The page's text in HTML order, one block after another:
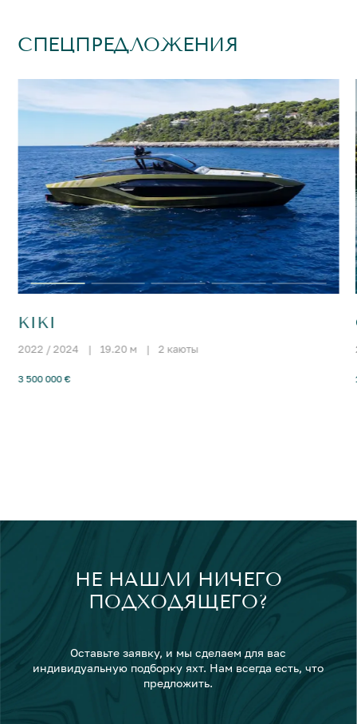
СПЕЦПРЕДЛОЖЕНИЯ
KIKI
2022 / 2024 | 19.20 м | 2 каюты
3 500 000 €
НЕ НАШЛИ НИЧЕГО
ПОДХОДЯЩЕГО?
Оставьте заявку, и мы сделаем для вас
индивидуальную подборку яхт. Нам всегда есть, что
предложить.